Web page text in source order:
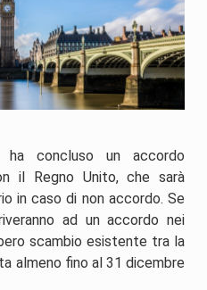
concluso un accordo
il Regno Unito, che sarà
in caso di non accordo. Se
ad un accordo nei
scambio esistente tra la
almeno fino al 31 dicembre